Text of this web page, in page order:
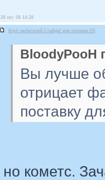
28 окт, 09 14:28
Клуб любителей Слайда! или проявка E6
BloodyPooH
Вы лучше
отрицает
поставку
но кометс.